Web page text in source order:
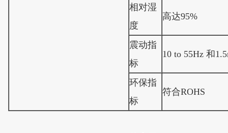
相对湿
度
高达95%
震动指
标
10 to 55Hz 和
环保指
标
符合ROHS